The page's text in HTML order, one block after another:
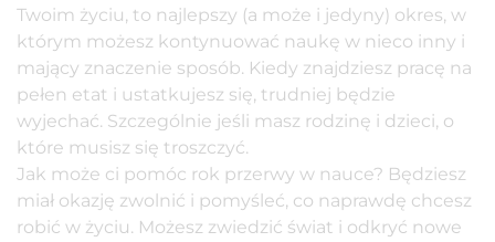
Twoim życiu, to najlepszy (a może i jedyny) okres, w
którym możesz kontynuować naukę w nieco inny i
mający znaczenie sposób. Kiedy znajdziesz pracę na
pełen etat i ustatkujesz się, trudniej będzie
wyjechać. Szczególnie jeśli masz rodzinę i dzieci, o
które musisz się troszczyć.
Jak może ci pomóc rok przerwy w nauce? Będziesz
miał okazję zwolnić i pomyśleć, co naprawdę chcesz
robić w życiu. Możesz zwiedzić świat i odkryć nowe